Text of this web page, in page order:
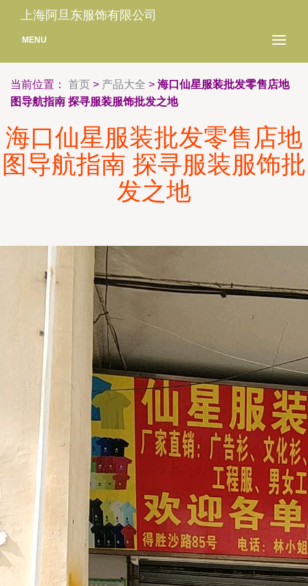
上海阿旦东服饰有限公司
MENU
当前位置： 首页 > 产品大全 > 海口仙星服装批发零售店地
图导航指南 探寻服装服饰批发之地
海口仙星服装批发零售店地
图导航指南 探寻服装服饰批
发之地